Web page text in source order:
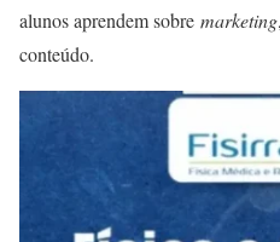
alunos aprendem sobre marketing
conteúdo.